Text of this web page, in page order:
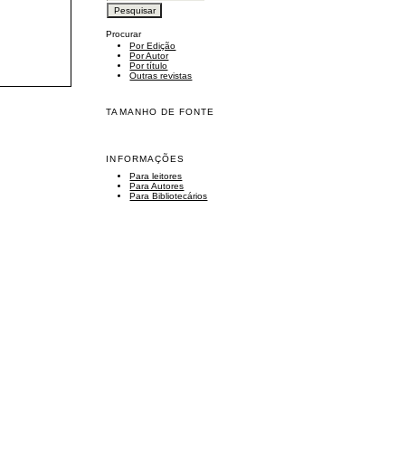
Procurar
Por Edição
Por Autor
Por título
Outras revistas
TAMANHO DE FONTE
INFORMAÇÕES
Para leitores
Para Autores
Para Bibliotecários